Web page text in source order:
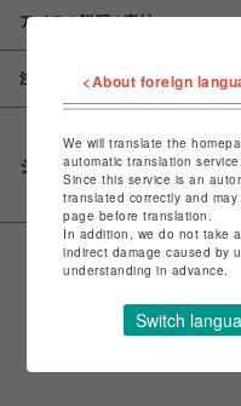
アイテム説明 / 素材
注意事項
シェアする
<About foreign
We will translate the
automatic translation service.
Since this service is an
translated correctly and
page before translation.
In addition, we do not take
indirect damage caused by
understanding in advance.
Switch